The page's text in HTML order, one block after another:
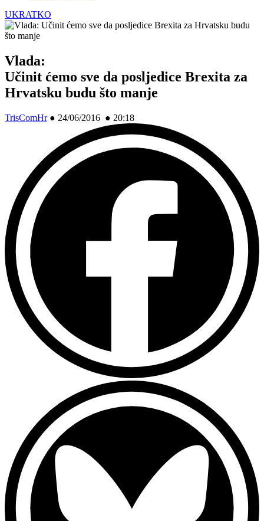
UKRATKO
Vlada:
Učinit ćemo sve da posljedice Brexita za
Hrvatsku budu što manje
TrisComHr● 24/06/2016 ● 20:18